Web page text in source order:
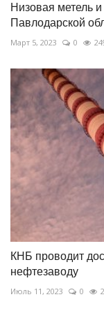
Низовая метель
Павлодарской
Март 5, 2023 0
КНБ проводит
нефтезаводу
Июль 11, 2023 0